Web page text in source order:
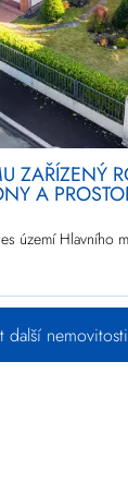
ZAŘÍZENÝ
A
území Hlavního
další nemovitosti